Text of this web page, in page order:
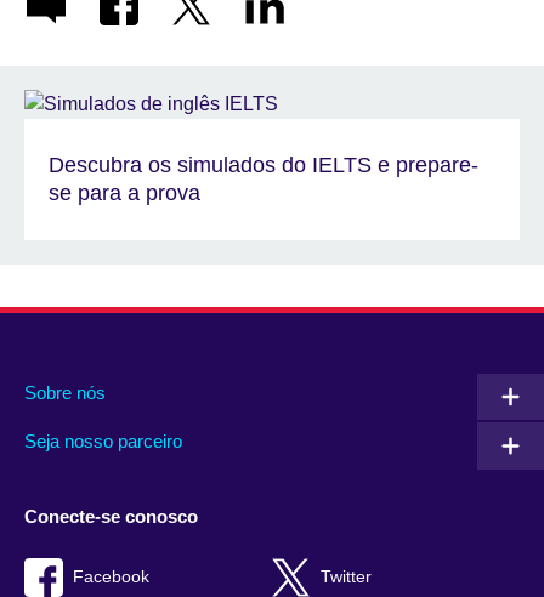
Descubra os simulados do IELTS e prepare-
se para a prova
Sobre nós
Seja nosso parceiro
Conecte-se conosco
Facebook Twitter